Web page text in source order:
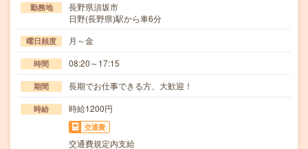
勤務地
長野県須坂市
日野(長野県)駅から車6分
曜日頻度 月～金
時間 08:20～17:15
期間 長期でお仕事できる方、大歓迎！
時給 時給1200円
交通費
交通費規定内支給